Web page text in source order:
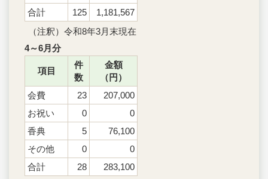
合計
125
1,181,567
（注釈）令和8年3月末現在
4～6月分
項目
件
数
金額
（円）
会費
23
207,000
お祝い
0
0
香典
5
76,100
その他
0
0
合計
28
283,100